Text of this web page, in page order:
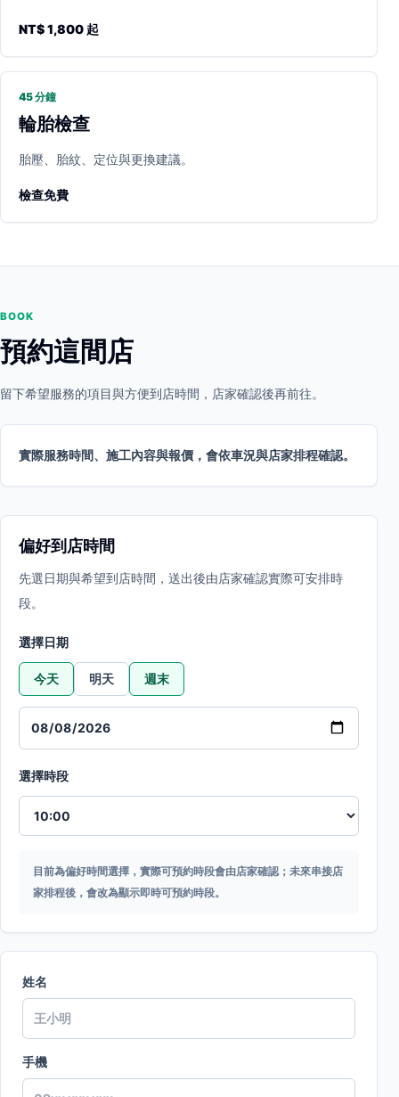
NT$ 1,800 起
45 分鐘
輪胎檢查
胎壓、胎紋、定位與更換建議。
檢查免費
BOOK
預約這間店
留下希望服務的項目與方便到店時間，店家確認後再前往。
實際服務時間、施工內容與報價，會依車況與店家排程確認。
偏好到店時間
先選日期與希望到店時間，送出後由店家確認實際可安排時
段。
選擇日期
今天 明天 週末
選擇時段
目前為偏好時間選擇，實際可預約時段會由店家確認；未來串接店
家排程後，會改為顯示即時可預約時段。
姓名
手機